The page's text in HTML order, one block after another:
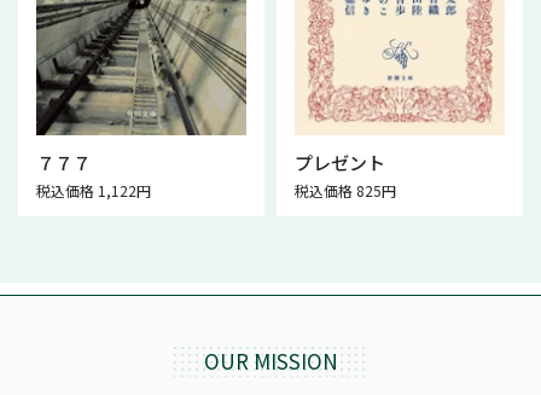
７７７
税込価格 1,122円
プレゼント
税込価格 825円
OUR MISSION